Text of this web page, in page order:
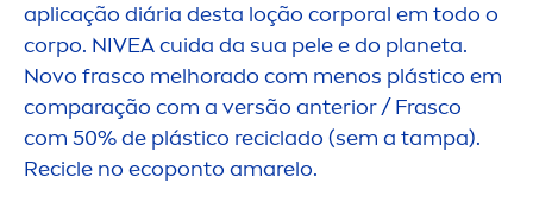
aplicação diária desta loção corporal em todo o
corpo. NIVEAcuida da sua pele e do planeta.
Novo frasco melhorado com menos plástico em
comparação com a versão anterior / Frasco
com 50% de plástico reciclado (sem a tampa).
Recicle no ecoponto amarelo.